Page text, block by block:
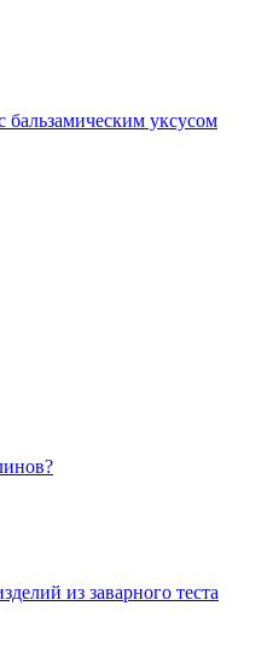
бальзамическим уксусом
из заварного теста